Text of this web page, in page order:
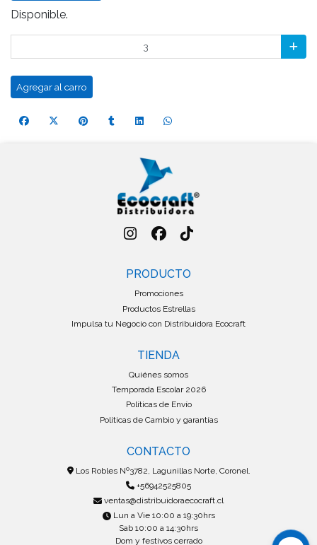
Disponible.
Agregar al carro
PRODUCTO
Promociones
Productos Estrellas
Impulsa tu Negocio con Distribuidora Ecocraft
TIENDA
Quiénes somos
Temporada Escolar 2026
Políticas de Envío
Políticas de Cambio y garantías
CONTACTO
Los Robles Nº3782, Lagunillas Norte, Coronel.
+56942525805
ventas@distribuidoraecocraft.cl
Lun a Vie 10:00 a 19:30hrs
Sab 10:00 a 14:30hrs
Dom y festivos cerrado